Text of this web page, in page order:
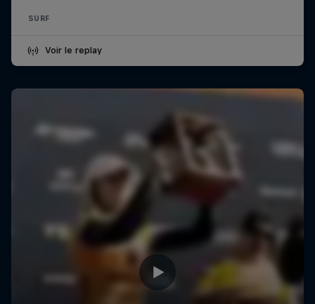
SURF
Voir le replay